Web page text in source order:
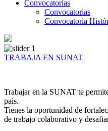
Convocatorias
Convocatorias
Convocatoria
TRABAJA EN SUNAT
Trabajar en la SUNAT te
país.
Tienes la oportunidad de
de trabajo colaborativo y